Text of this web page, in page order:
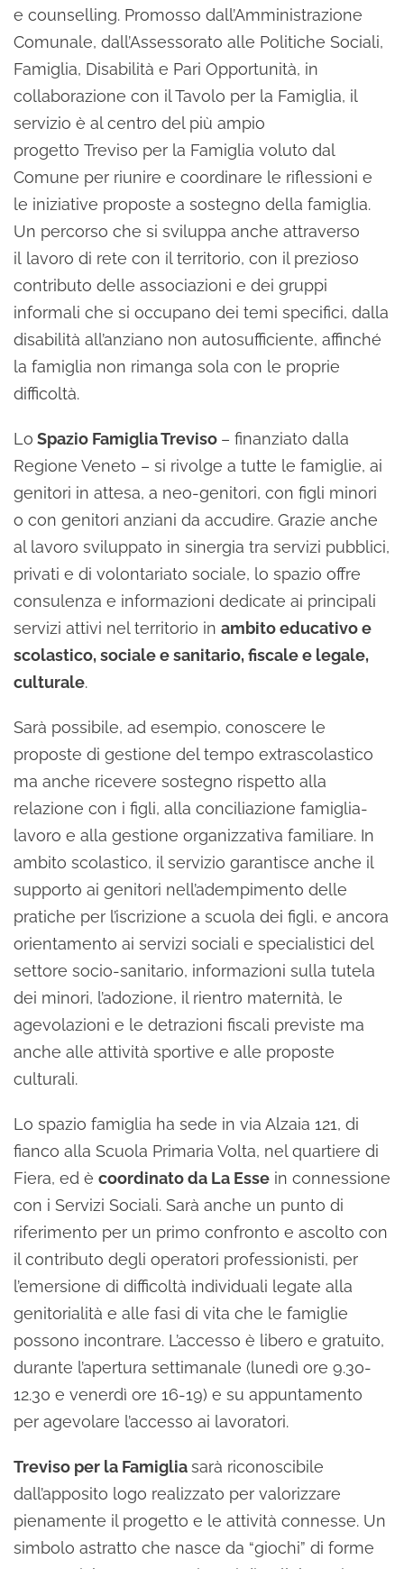
e counselling. Promosso dall’Amministrazione
Comunale, dall’Assessorato alle Politiche Sociali,
Famiglia, Disabilità e Pari Opportunità, in
collaborazione con il Tavolo per la Famiglia, il
servizio è al centro del più ampio
progetto Treviso per la Famiglia voluto dal
Comune per riunire e coordinare le riflessioni e
le iniziative proposte a sostegno della famiglia.
Un percorso che si sviluppa anche attraverso
il lavoro di rete con il territorio, con il prezioso
contributo delle associazioni e dei gruppi
informali che si occupano dei temi specifici, dalla
disabilità all’anziano non autosufficiente, affinché
la famiglia non rimanga sola con le proprie
difficoltà.
Lo Spazio Famiglia Treviso – finanziato dalla
Regione Veneto – si rivolge a tutte le famiglie, ai
genitori in attesa, a neo-genitori, con figli minori
o con genitori anziani da accudire. Grazie anche
al lavoro sviluppato in sinergia tra servizi pubblici,
privati e di volontariato sociale, lo spazio offre
consulenza e informazioni dedicate ai principali
servizi attivi nel territorio in ambito educativo e
scolastico, sociale e sanitario, fiscale e legale,
culturale.
Sarà possibile, ad esempio, conoscere le
proposte di gestione del tempo extrascolastico
ma anche ricevere sostegno rispetto alla
relazione con i figli, alla conciliazione famiglia-
lavoro e alla gestione organizzativa familiare. In
ambito scolastico, il servizio garantisce anche il
supporto ai genitori nell’adempimento delle
pratiche per l’iscrizione a scuola dei figli, e ancora
orientamento ai servizi sociali e specialistici del
settore socio-sanitario, informazioni sulla tutela
dei minori, l’adozione, il rientro maternità, le
agevolazioni e le detrazioni fiscali previste ma
anche alle attività sportive e alle proposte
culturali.
Lo spazio famiglia ha sede in via Alzaia 121, di
fianco alla Scuola Primaria Volta, nel quartiere di
Fiera, ed è coordinato da La Esse in connessione
con i Servizi Sociali. Sarà anche un punto di
riferimento per un primo confronto e ascolto con
il contributo degli operatori professionisti, per
l’emersione di difficoltà individuali legate alla
genitorialità e alle fasi di vita che le famiglie
possono incontrare. L’accesso è libero e gratuito,
durante l’apertura settimanale (lunedì ore 9.30-
12.30 e venerdì ore 16-19) e su appuntamento
per agevolare l’accesso ai lavoratori.
Treviso per la Famigliasarà riconoscibile
dall’apposito logo realizzato per valorizzare
pienamente il progetto e le attività connesse. Un
simbolo astratto che nasce da “giochi” di forme